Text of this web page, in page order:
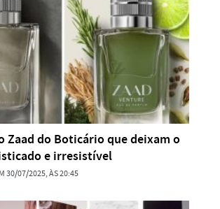
Zaad do Boticário que deixam o
e irresistível
30/07/2025, ÀS 20:45